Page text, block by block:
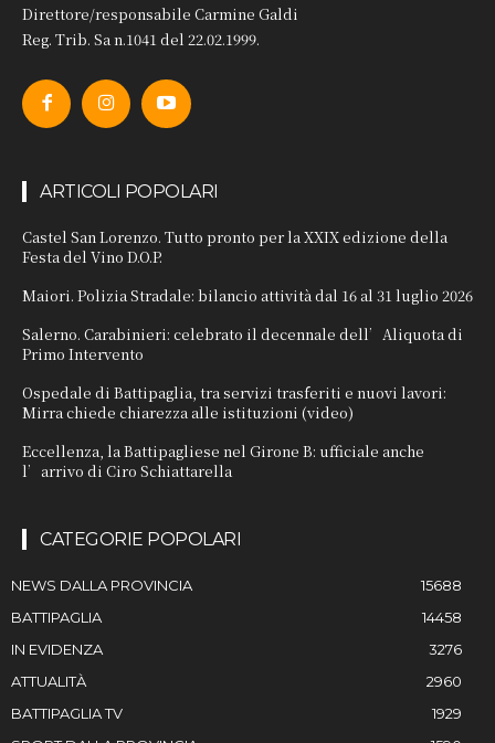
Direttore/responsabile Carmine Galdi
Reg. Trib. Sa n.1041 del 22.02.1999.
ARTICOLI POPOLARI
Castel San Lorenzo. Tutto pronto per la XXIX edizione della
Festa del Vino D.O.P.
Maiori. Polizia Stradale: bilancio attività dal 16 al 31 luglio 2026
Salerno. Carabinieri: celebrato il decennale dell’Aliquota di
Primo Intervento
Ospedale di Battipaglia, tra servizi trasferiti e nuovi lavori:
Mirra chiede chiarezza alle istituzioni (video)
Eccellenza, la Battipagliese nel Girone B: ufficiale anche
l’arrivo di Ciro Schiattarella
CATEGORIE POPOLARI
NEWS DALLA PROVINCIA
15688
BATTIPAGLIA
14458
IN EVIDENZA
3276
ATTUALITÀ
2960
BATTIPAGLIA TV
1929